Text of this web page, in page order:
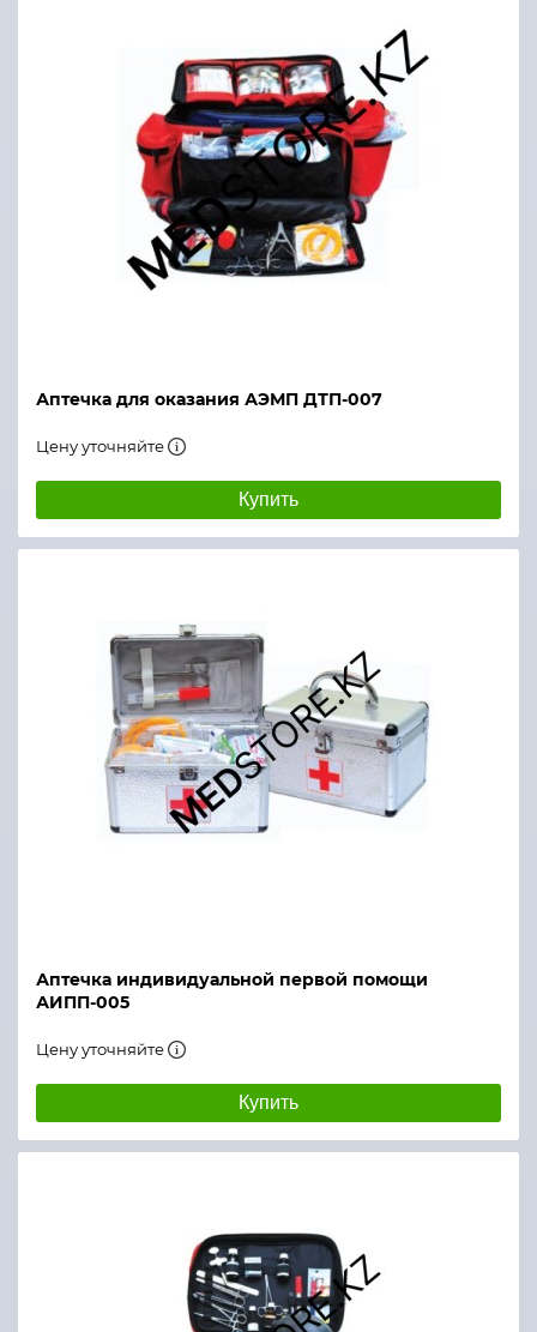
Аптечка для оказания АЭМП ДТП-007
Цену уточняйте
Купить
Аптечка индивидуальной первой помощи
АИПП-005
Цену уточняйте
Купить